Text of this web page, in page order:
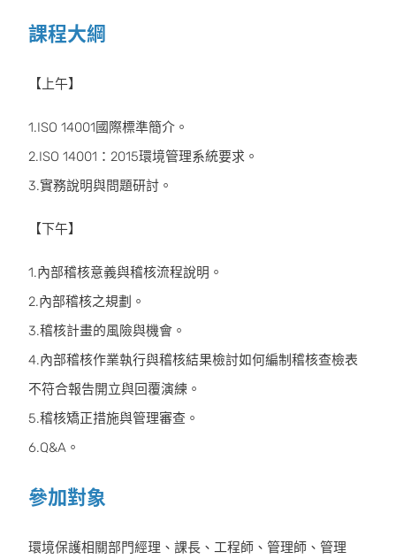
課程大綱
【上午】
1.ISO 14001國際標準簡介。
2.ISO 14001：2015環境管理系統要求。
3.實務說明與問題研討。
【下午】
1.內部稽核意義與稽核流程說明。
2.內部稽核之規劃。
3.稽核計畫的風險與機會。
4.內部稽核作業執行與稽核結果檢討如何編制稽核查檢表
不符合報告開立與回覆演練。
5.稽核矯正措施與管理審查。
6.Q&A。
參加對象
環境保護相關部門經理、課長、工程師、管理師、管理